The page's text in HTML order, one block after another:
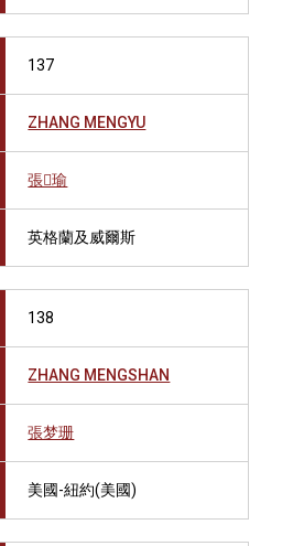
137
ZHANG MENGYU
張瑜
英格蘭及威爾斯
138
ZHANG MENGSHAN
張梦珊
美國-紐約(美國)